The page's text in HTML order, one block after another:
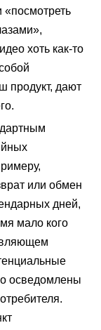
«посмотреть
хоть как-то
продукт, дают
или обмен
дней,
мало кого
осведомлены